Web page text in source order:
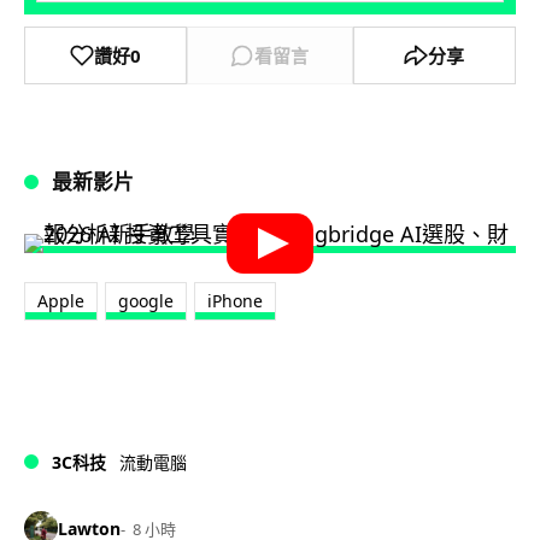
讚好0 看留言 分享
最新影片
Apple google iPhone
3C科技 流動電腦
Lawton 8 小時